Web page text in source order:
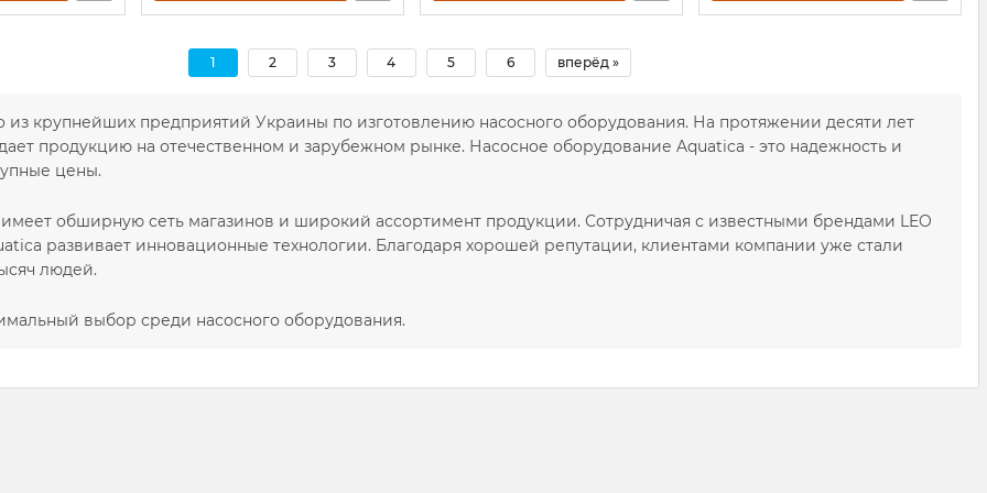
1 2 3 4 5 6 вперёд »
из крупнейших предприятий Украины по изготовлению насосного оборудования. На протяжении десяти лет
продукцию на отечественном и зарубежном рынке. Насосное оборудование Aquatica - это надежность и
цены.
обширную сеть магазинов и широкий ассортимент продукции. Сотрудничая с известными брендами LEO
развивает инновационные технологии. Благодаря хорошей репутации, клиентами компании уже стали
людей.
выбор среди насосного оборудования.